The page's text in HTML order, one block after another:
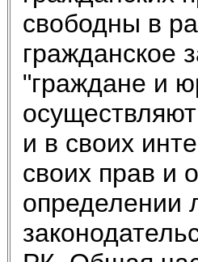
свободны в
гражданское
"граждане и
и в своих
своих прав и
определении